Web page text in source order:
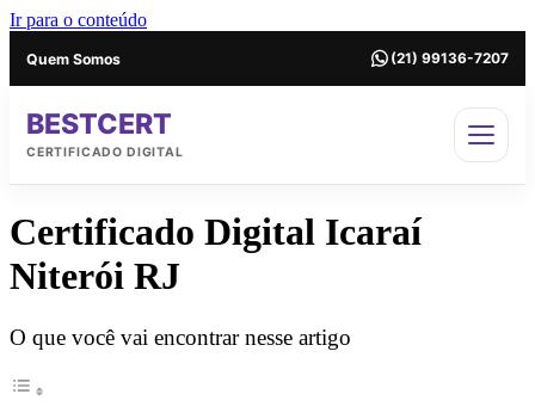
Ir para o conteúdo
Quem Somos (21) 99136-7207
BESTCERT
CERTIFICADO DIGITAL
Certificado Digital Icaraí
Niterói RJ
O que você vai encontrar nesse artigo